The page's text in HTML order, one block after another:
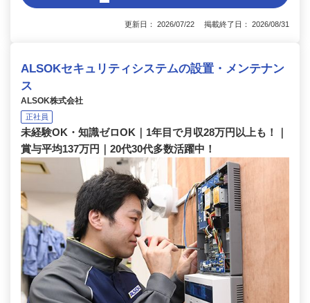
更新日： 2026/07/22 掲載終了日： 2026/08/31
ALSOKセキュリティシステムの設置・メンテナン
ス
ALSOK株式会社
正社員
未経験OK・知識ゼロOK｜1年目で月収28万円以上も！｜
賞与平均137万円｜20代30代多数活躍中！